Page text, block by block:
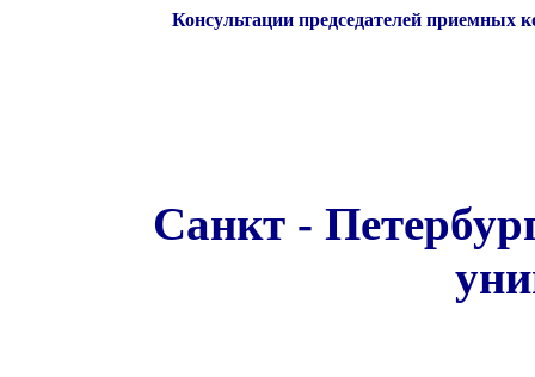
Консультации председателей приемных
Санкт -